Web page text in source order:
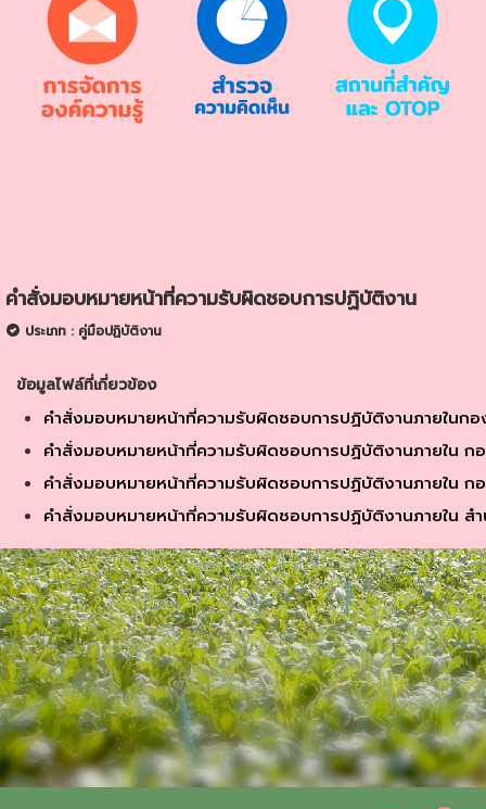
คำสั่งมอบหมายหน้าที่ความรับผิดชอบการปฏิบัติงาน
ประเภท : คู่มือปฏิบัติงาน
ข้อมูลไฟล์ที่เกี่ยวข้อง
คำสั่งมอบหมายหน้าที่ความรับผิดชอบการปฏิบัติงานภายในก
คำสั่งมอบหมายหน้าที่ความรับผิดชอบการปฏิบัติงานภายใน ก
คำสั่งมอบหมายหน้าที่ความรับผิดชอบการปฏิบัติงานภายใน ก
คำสั่งมอบหมายหน้าที่ความรับผิดชอบการปฏิบัติงานภายใน